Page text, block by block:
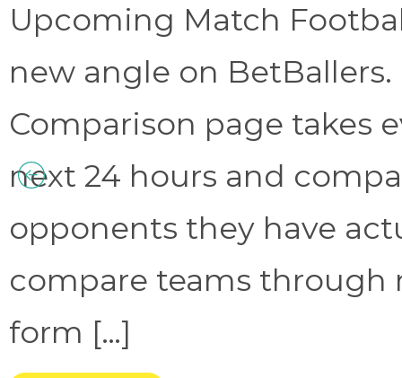
Upcoming Match
new angle on
Comparison page takes
next 24 hours and
opponents they have
compare teams through
form […]